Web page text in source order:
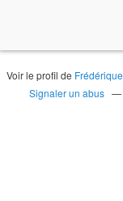
Voir le profil de Frédérique
Signaler un abus